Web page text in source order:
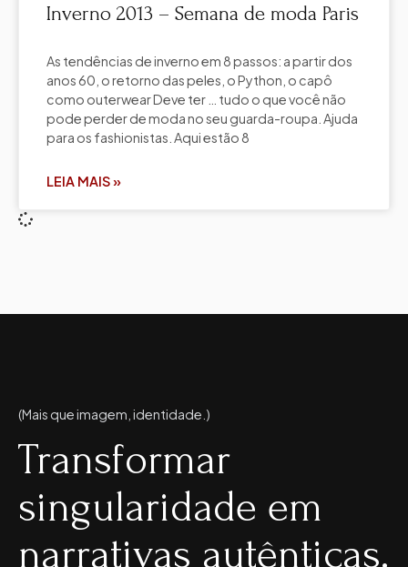
Inverno 2013 – Semana de moda Paris
As tendências de inverno em 8 passos: a partir dos
anos 60, o retorno das peles, o Python, o capô
como outerwear Deve ter … tudo o que você não
pode perder de moda no seu guarda-roupa. Ajuda
para os fashionistas. Aqui estão 8
LEIA MAIS »
(Mais que imagem, identidade.)
Transformar
singularidade em
narrativas autênticas.